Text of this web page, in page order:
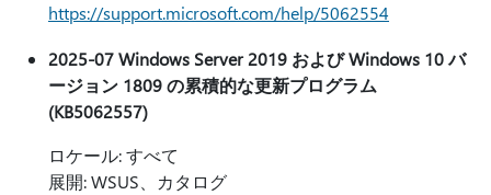
https://support.microsoft.com/help/5062554
2025-07 Windows Server 2019 および Windows 10 バ
ージョン 1809 の累積的な更新プログラム
(KB5062557)
ロケール: すべて
展開: WSUS、カタログ